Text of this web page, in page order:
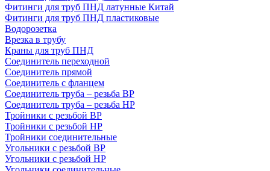
Фитинги для труб ПНД латунные Китай
Фитинги для труб ПНД пластиковые
Водорозетка
Врезка в трубу
Краны для труб ПНД
Соединитель переходной
Соединитель прямой
Соединитель с фланцем
Соединитель труба – резьба ВР
Соединитель труба – резьба НР
Тройники с резьбой ВР
Тройники с резьбой НР
Тройники соединительные
Угольники с резьбой ВР
Угольники с резьбой НР